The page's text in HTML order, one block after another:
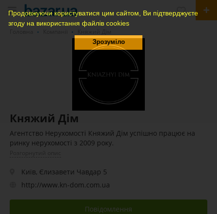
Продовжуючи користуватися цим сайтом, Ви підтверджуєте
згоду на використання файлів cookies
Зрозуміло
Княжий Дім
Агентство Нерухомості Княжий Дім успішно працює на
ринку нерухомості з 2009 року.
Київ, Єлизавети Чавдар 5
http://www.kn-dom.com.ua
Повідомлення